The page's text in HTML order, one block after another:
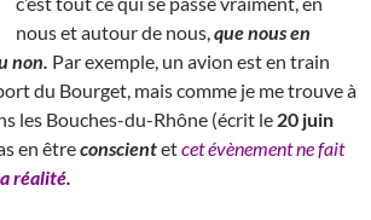
nous et autour de nous, que nous en
non. Par exemple, un avion est en train
du Bourget, mais comme je me trouve à
les Bouches-du-Rhône (écrit le 20 juin
en êtreconscientetcet évènement ne fait
réalité